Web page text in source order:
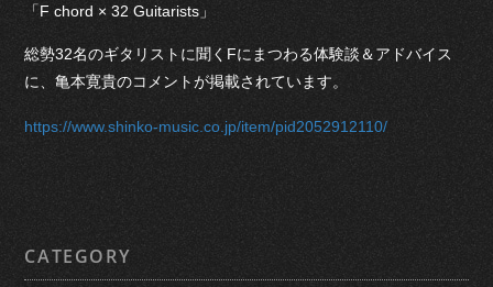
「F chord × 32 Guitarists」
総勢32名のギタリストに聞くFにまつわる体験談＆アドバイス
に、亀本寛貴のコメントが掲載されています。
https://www.shinko-music.co.jp/item/pid2052912110/
CATEGORY